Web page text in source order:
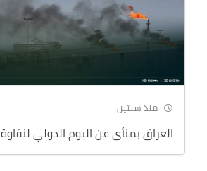
منذ سنتين
العراق بمنأى عن اليوم الدولي